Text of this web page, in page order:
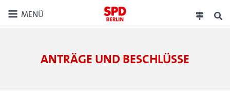
MENÜ
ANTRÄGE UND BESCHLÜSSE